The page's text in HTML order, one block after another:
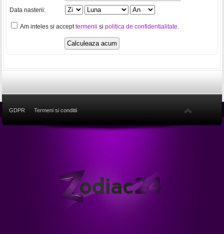
Data nasterii:
Am inteles si accepttermenii si politica de confidentialitate.
GDPR Termeni si conditii